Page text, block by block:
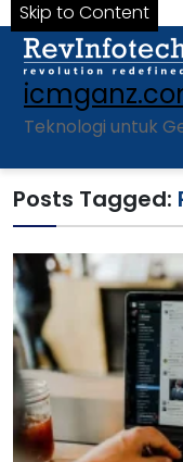
Skip to Content
Teknologi untuk
Posts Tagged: